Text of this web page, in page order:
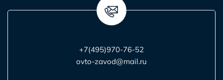
+7(495)970-76-52
ovto-zavod@mail.ru